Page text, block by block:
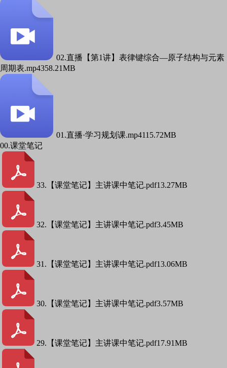
02.直播【第1讲】表律键综合—原子结构与元素
周期表.mp4358.21MB
01.直播·学习规划课.mp4115.72MB
00.课堂笔记
33.【课堂笔记】主讲课中笔记.pdf13.27MB
32.【课堂笔记】主讲课中笔记.pdf3.45MB
31.【课堂笔记】主讲课中笔记.pdf13.06MB
30.【课堂笔记】主讲课中笔记.pdf3.57MB
29.【课堂笔记】主讲课中笔记.pdf17.91MB